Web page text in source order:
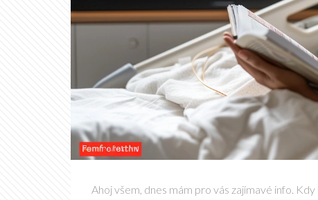
Ahoj všem, dnes mám pro vás zajímavé info.